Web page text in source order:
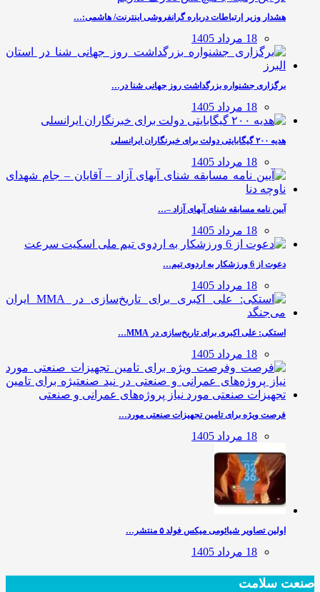
هشدار وزیر ارتباطات درباره گرانفروشی اینترنت/ هاشمی:…
18 مرداد 1405
برگزاری جشنواره بزرگداشت روز جهانی شنا در…
18 مرداد 1405
هدیه ۲۰۰ گیگابایتی دولت برای خبرنگاران ایرانسلی
18 مرداد 1405
آیین نامه مسابقه شنای آبهای آزاد –…
18 مرداد 1405
دعوت از 6 ورزشکار به اردوی تیم…
18 مرداد 1405
استکی: علی‌ اکبری برای تاریخ‌سازی در MMA…
18 مرداد 1405
فرصت ویژه برای تامین تجهیزات صنعتی مورد…
18 مرداد 1405
اولین تصاویر شیائومی میکس فولد ۵ منتشر…
18 مرداد 1405
صنعت سلامت